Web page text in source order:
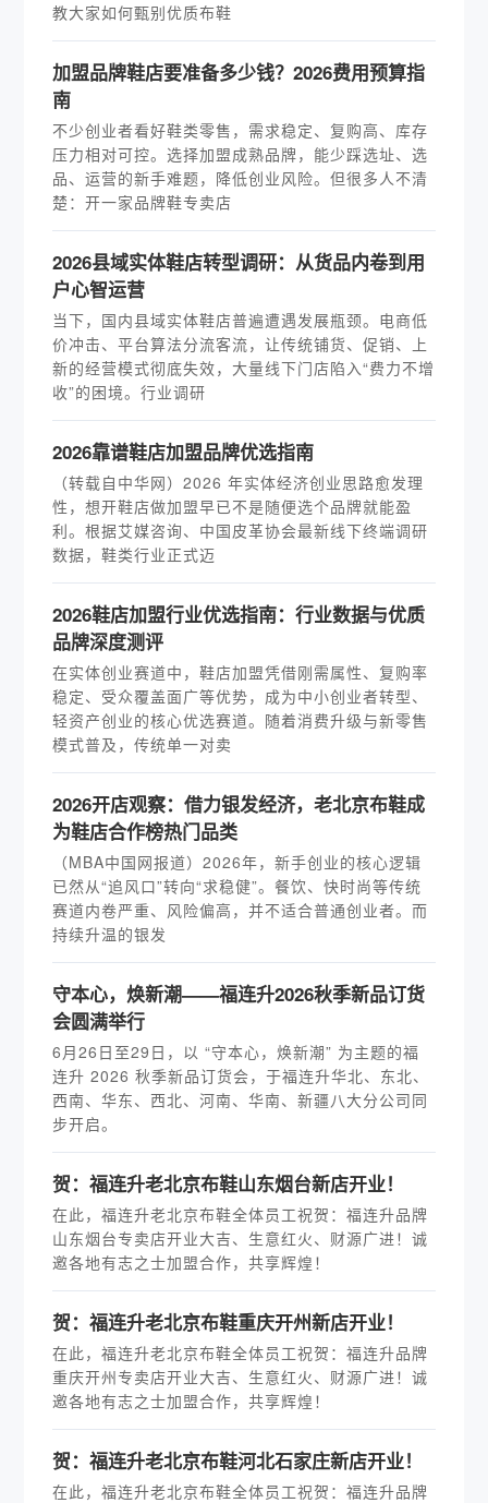
教大家如何甄别优质布鞋
加盟品牌鞋店要准备多少钱？2026费用预算指
南
不少创业者看好鞋类零售，需求稳定、复购高、库存
压力相对可控。选择加盟成熟品牌，能少踩选址、选
品、运营的新手难题，降低创业风险。但很多人不清
楚：开一家品牌鞋专卖店
2026县域实体鞋店转型调研：从货品内卷到用
户心智运营
当下，国内县域实体鞋店普遍遭遇发展瓶颈。电商低
价冲击、平台算法分流客流，让传统铺货、促销、上
新的经营模式彻底失效，大量线下门店陷入“费力不增
收”的困境。行业调研
2026靠谱鞋店加盟品牌优选指南
（转载自中华网）2026 年实体经济创业思路愈发理
性，想开鞋店做加盟早已不是随便选个品牌就能盈
利。根据艾媒咨询、中国皮革协会最新线下终端调研
数据，鞋类行业正式迈
2026鞋店加盟行业优选指南：行业数据与优质
品牌深度测评
在实体创业赛道中，鞋店加盟凭借刚需属性、复购率
稳定、受众覆盖面广等优势，成为中小创业者转型、
轻资产创业的核心优选赛道。随着消费升级与新零售
模式普及，传统单一对卖
2026开店观察：借力银发经济，老北京布鞋成
为鞋店合作榜热门品类
（MBA中国网报道）2026年，新手创业的核心逻辑
已然从“追风口”转向“求稳健”。餐饮、快时尚等传统
赛道内卷严重、风险偏高，并不适合普通创业者。而
持续升温的银发
守本心，焕新潮——福连升2026秋季新品订货
会圆满举行
6月26日至29日，以 “守本心，焕新潮” 为主题的福
连升 2026 秋季新品订货会，于福连升华北、东北、
西南、华东、西北、河南、华南、新疆八大分公司同
步开启。
贺：福连升老北京布鞋山东烟台新店开业！
在此，福连升老北京布鞋全体员工祝贺：福连升品牌
山东烟台专卖店开业大吉、生意红火、财源广进！诚
邀各地有志之士加盟合作，共享辉煌！
贺：福连升老北京布鞋重庆开州新店开业！
在此，福连升老北京布鞋全体员工祝贺：福连升品牌
重庆开州专卖店开业大吉、生意红火、财源广进！诚
邀各地有志之士加盟合作，共享辉煌！
贺：福连升老北京布鞋河北石家庄新店开业！
在此，福连升老北京布鞋全体员工祝贺：福连升品牌